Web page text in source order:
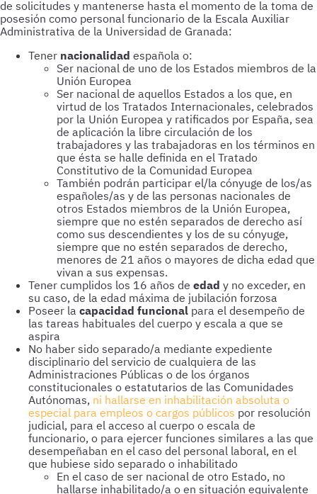
de solicitudes y mantenerse hasta el momento de la toma de
posesión como personal funcionario de la Escala Auxiliar
Administrativa de la Universidad de Granada:
Tener nacionalidad española o:
Ser nacional de uno de los Estados miembros de la
Unión Europea
Ser nacional de aquellos Estados a los que, en
virtud de los Tratados Internacionales, celebrados
por la Unión Europea y ratificados por España, sea
de aplicación la libre circulación de los
trabajadores y las trabajadoras en los términos en
que ésta se halle definida en el Tratado
Constitutivo de la Comunidad Europea
También podrán participar el/la cónyuge de los/as
españoles/as y de las personas nacionales de
otros Estados miembros de la Unión Europea,
siempre que no estén separados de derecho así
como sus descendientes y los de su cónyuge,
siempre que no estén separados de derecho,
menores de 21 años o mayores de dicha edad que
vivan a sus expensas.
Tener cumplidos los 16 años de edad y no exceder, en
su caso, de la edad máxima de jubilación forzosa
Poseer la capacidad funcional para el desempeño de
las tareas habituales del cuerpo y escala a que se
aspira
No haber sido separado/a mediante expediente
disciplinario del servicio de cualquiera de las
Administraciones Públicas o de los órganos
constitucionales o estatutarios de las Comunidades
Autónomas, ni hallarse en inhabilitación absoluta o
especial para empleos o cargos públicos por resolución
judicial, para el acceso al cuerpo o escala de
funcionario, o para ejercer funciones similares a las que
desempeñaban en el caso del personal laboral, en el
que hubiese sido separado o inhabilitado
En el caso de ser nacional de otro Estado, no
hallarse inhabilitado/a o en situación equivalente